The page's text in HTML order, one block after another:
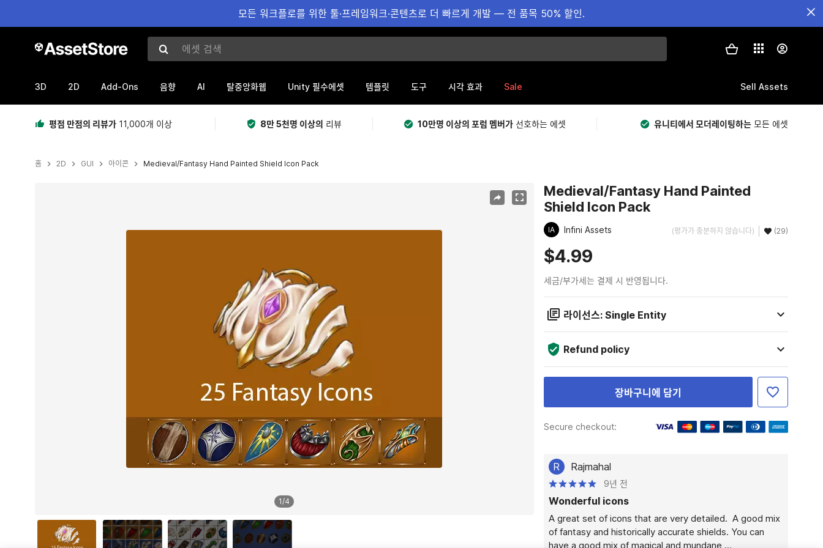
모든 워크플로를 위한 툴·프레임워크·콘텐츠로 더 빠르게 개발 — 전 품목 50% 할인.
에셋 검색
3D 2D Add-Ons 음향 AI 탈중앙화웹 Unity 필수에셋 템플릿 도구 시각 효과 Sale Sell Assets
평점 만점의 리뷰가 11,000개 이상 8만 5천명 이상의 리뷰 10만명 이상의 포럼 멤버가 선호하는 에셋 유니티에서 모더레이팅하는 모든 에셋
홈 2D GUI 아이콘 Medieval/Fantasy Hand Painted Shield Icon Pack
1/4
Medieval/Fantasy Hand Painted
Shield Icon Pack
IA Infini Assets (평가가 충분하지 않습니다) (29)
$4.99
세금/부가세는 결제 시 반영됩니다.
라이선스: Single Entity
Refund policy
장바구니에 담기
Secure checkout:
R Rajmahal
9년 전
Wonderful icons
A great set of icons that are very detailed.  A good mix
of fantasy and historically accurate shields. You can
have a good mix of magical and mundane ...